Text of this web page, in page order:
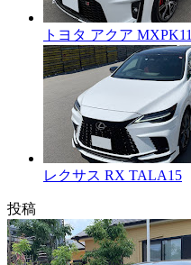
トヨタ アクア MXPK11
レクサス RX TALA15
投稿